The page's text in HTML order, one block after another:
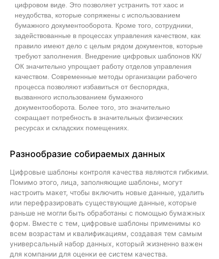
цифровом виде. Это позволяет устранить тот хаос и
неудобства, которые сопряжены с использованием
бумажного документооборота. Кроме того, сотрудники,
задействованные в процессах управления качеством, как
правило имеют дело с целым рядом документов, которые
требуют заполнения. Внедрение цифровых шаблонов КК/
ОК значительно упрощает работу отделов управления
качеством. Современные методы организации рабочего
процесса позволяют избавиться от беспорядка,
вызванного использованием бумажного
документооборота. Более того, это значительно
сокращает потребность в значительных физических
ресурсах и складских помещениях.
Разнообразие собираемых данных
Цифровые шаблоны контроля качества являются гибкими.
Помимо этого, лица, заполняющие шаблоны, могут
настроить макет, чтобы включить новые данные, удалить
или перефразировать существующие данные, которые
раньше не могли быть обработаны с помощью бумажных
форм. Вместе с тем, цифровые шаблоны применимы ко
всем возрастам и квалификациям, создавая тем самым
универсальный набор данных, который жизненно важен
для компании для оценки ее систем качества.